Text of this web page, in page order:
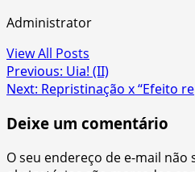
Administrator
View All Posts
Post
navigation
Previous: Uia! (II)
Next: Repristinação x “Efeito
Deixe um comentário
O seu endereço de e-mail não